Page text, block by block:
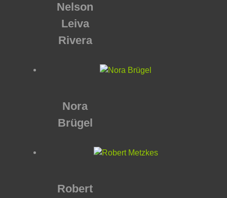
Nelson
Leiva
Rivera
Nora
Brügel
Robert